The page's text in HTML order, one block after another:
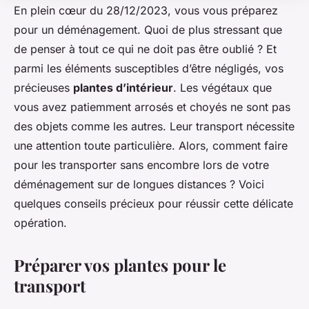
En plein cœur du 28/12/2023, vous vous préparez
pour un déménagement. Quoi de plus stressant que
de penser à tout ce qui ne doit pas être oublié ? Et
parmi les éléments susceptibles d’être négligés, vos
précieuses plantes d’intérieur. Les végétaux que
vous avez patiemment arrosés et choyés ne sont pas
des objets comme les autres. Leur transport nécessite
une attention toute particulière. Alors, comment faire
pour les transporter sans encombre lors de votre
déménagement sur de longues distances ? Voici
quelques conseils précieux pour réussir cette délicate
opération.
Préparer vos plantes pour le
transport